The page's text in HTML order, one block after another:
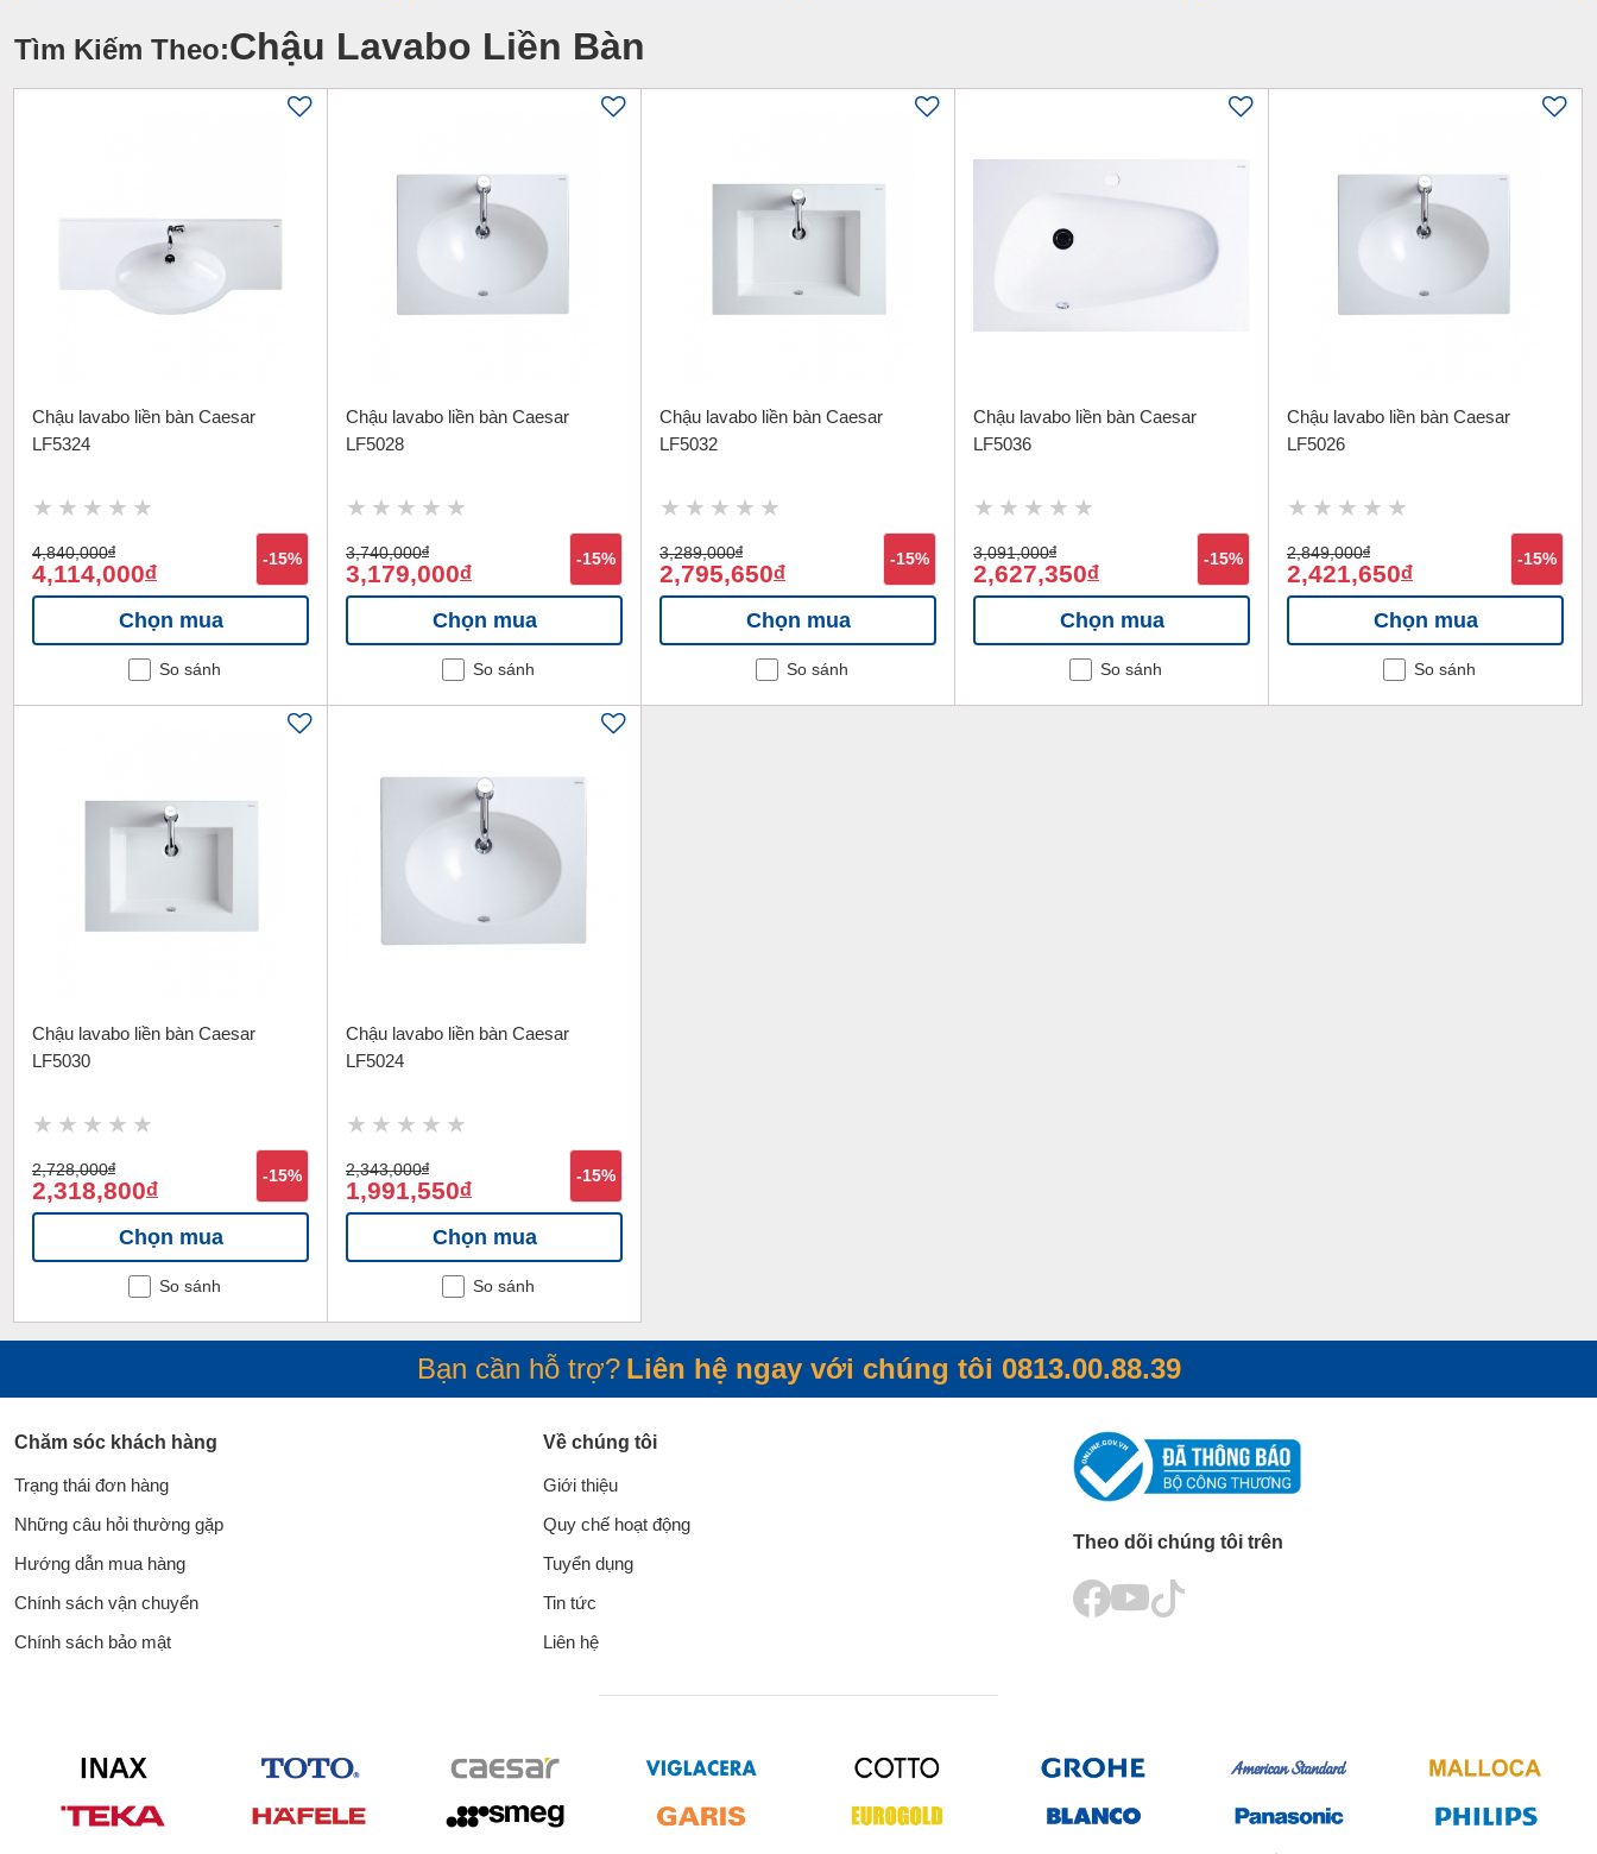
Tìm Kiếm Theo:Chậu Lavabo Liền Bàn
Chậu lavabo liền bàn Caesar
LF5324
4,840,000đ
4,114,000đ
-15%
Chọn mua
So sánh
Chậu lavabo liền bàn Caesar
LF5028
3,740,000đ
3,179,000đ
-15%
Chọn mua
So sánh
Chậu lavabo liền bàn Caesar
LF5032
3,289,000đ
2,795,650đ
-15%
Chọn mua
So sánh
Chậu lavabo liền bàn Caesar
LF5036
3,091,000đ
2,627,350đ
-15%
Chọn mua
So sánh
Chậu lavabo liền bàn Caesar
LF5026
2,849,000đ
2,421,650đ
-15%
Chọn mua
So sánh
Chậu lavabo liền bàn Caesar
LF5030
2,728,000đ
2,318,800đ
-15%
Chọn mua
So sánh
Chậu lavabo liền bàn Caesar
LF5024
2,343,000đ
1,991,550đ
-15%
Chọn mua
So sánh
Bạn cần hỗ trợ? Liên hệ ngay với chúng tôi 0813.00.88.39
Chăm sóc khách hàng
Trạng thái đơn hàng
Những câu hỏi thường gặp
Hướng dẫn mua hàng
Chính sách vận chuyển
Chính sách bảo mật
Về chúng tôi
Giới thiệu
Quy chế hoạt động
Tuyển dụng
Tin tức
Liên hệ
Theo dõi chúng tôi trên